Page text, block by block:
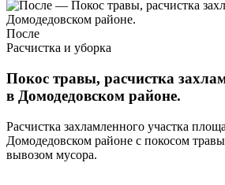
После
Расчистка и уборка
Покос травы, расчистка
в Домодедовском районе.
Расчистка захламленного участка
Домодедовском районе с покосом
вывозом мусора.